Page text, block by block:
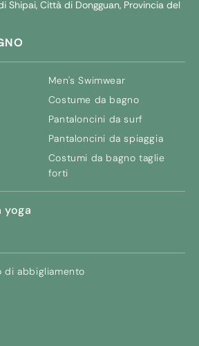
Shipai, Città di Dongguan, Provincia del
Men's Swimwear
Costume da bagno
Pantaloncini da surf
Pantaloncini da spiaggia
Costumi da bagno taglie
forti
yoga
di abbigliamento